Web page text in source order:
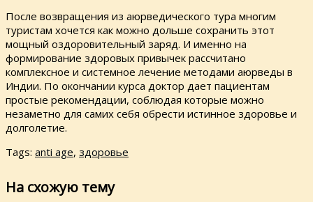
После возвращения из аюрведического тура многим
туристам хочется как можно дольше сохранить этот
мощный оздоровительный заряд. И именно на
формирование здоровых привычек рассчитано
комплексное и системное лечение методами аюрведы в
Индии. По окончании курса доктор дает пациентам
простые рекомендации, соблюдая которые можно
незаметно для самих себя обрести истинное здоровье и
долголетие.
Tags: anti age, здоровье
На схожую тему